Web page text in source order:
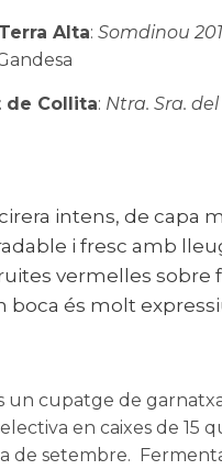
Alta: Somdinou
de Collita: Ntra. Sra.
intens, de capa
i fresc amb
vermelles sobre
boca és molt
un cupatge de
en caixes de 15
de setembre.